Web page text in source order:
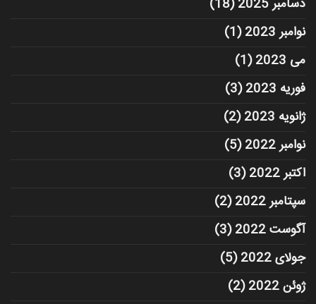
دسامبر 2025
(18)
نوامبر 2023
(1)
می 2023
(1)
فوریه 2023
(3)
ژانویه 2023
(2)
نوامبر 2022
(5)
اکتبر 2022
(3)
سپتامبر 2022
(2)
آگوست 2022
(3)
جولای 2022
(5)
ژوئن 2022
(2)